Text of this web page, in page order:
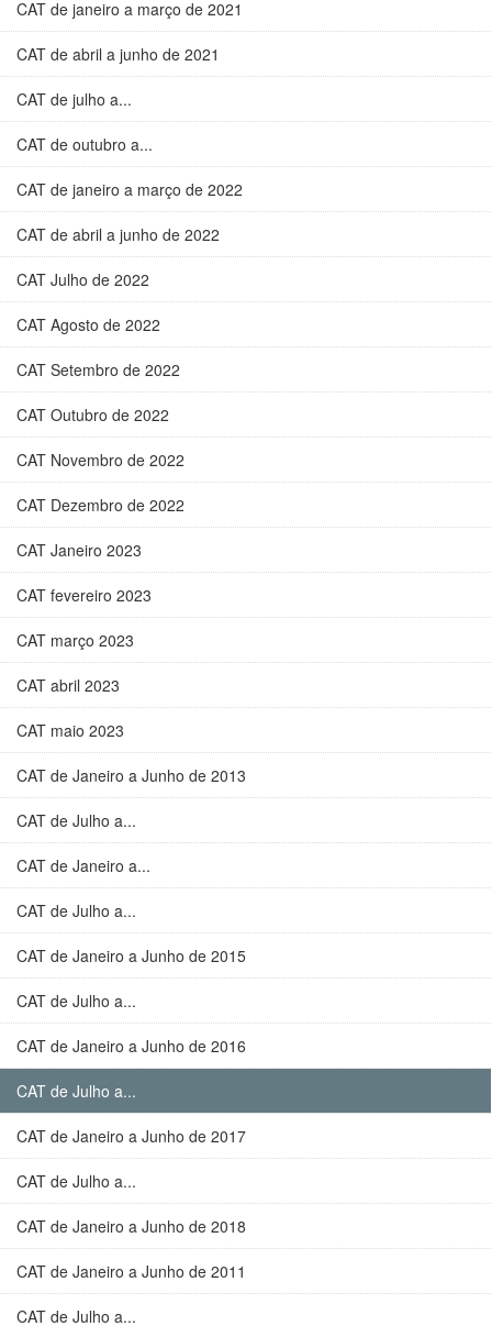
CAT de janeiro a março de 2021
CAT de abril a junho de 2021
CAT de julho a...
CAT de outubro a...
CAT de janeiro a março de 2022
CAT de abril a junho de 2022
CAT Julho de 2022
CAT Agosto de 2022
CAT Setembro de 2022
CAT Outubro de 2022
CAT Novembro de 2022
CAT Dezembro de 2022
CAT Janeiro 2023
CAT fevereiro 2023
CAT março 2023
CAT abril 2023
CAT maio 2023
CAT de Janeiro a Junho de 2013
CAT de Julho a...
CAT de Janeiro a...
CAT de Julho a...
CAT de Janeiro a Junho de 2015
CAT de Julho a...
CAT de Janeiro a Junho de 2016
CAT de Julho a...
CAT de Janeiro a Junho de 2017
CAT de Julho a...
CAT de Janeiro a Junho de 2018
CAT de Janeiro a Junho de 2011
CAT de Julho a...